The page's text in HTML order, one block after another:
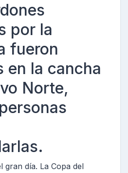
por la
fueron
en la cancha
Norte,
gran día. La Copa del